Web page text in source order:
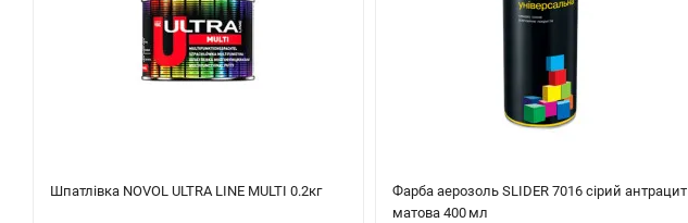
Шпатлівка NOVOL ULTRA LINE MULTI 0.2кг
Фарба аерозоль SLIDER 7016 сірий антрацит
матова 400 мл